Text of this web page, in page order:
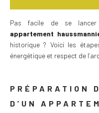
Pas facile de se lancer
appartement
historique ? Voici les
énergétique et respect de
PRÉPARATION
D’UN